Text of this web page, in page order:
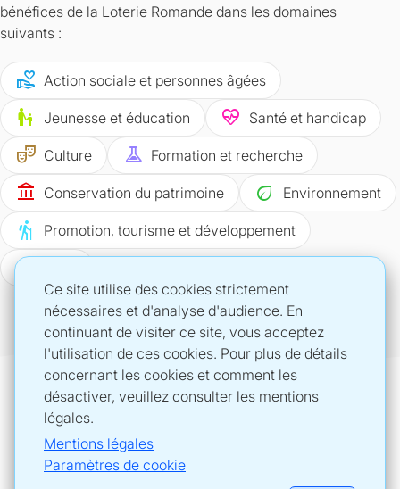
bénéfices de la Loterie Romande dans les domaines
suivants :
volunteer_activism Action sociale et personnes âgées
escalator_warning Jeunesse et éducation ecg_heart Santé et handicap
theater_comedy Culture experiment Formation et recherche
account_balance Conservation du patrimoine eco Environnement
hiking Promotion, tourisme et développement
sports_volleyball
Ce site utilise des cookies strictement
nécessaires et d'analyse d'audience. En
continuant de visiter ce site, vous acceptez
l'utilisation de ces cookies. Pour plus de détails
concernant les cookies et comment les
désactiver, veuillez consulter les mentions
légales.
Mentions légales
Paramètres de cookie
LOTERIE ROMANDE
loro.ch